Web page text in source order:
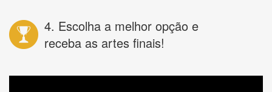
4. Escolha a melhor opção e
receba as artes finais!